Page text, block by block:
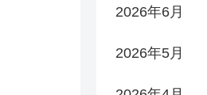
2026年6月
2026年5月